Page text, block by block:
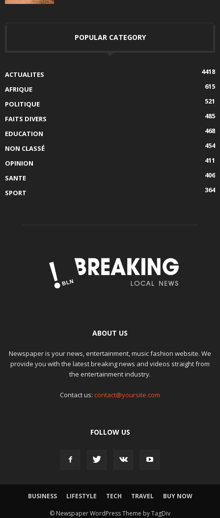
POPULAR CATEGORY
ACTUALITES
4418
AFRIQUE
615
POLITIQUE
521
FAITS DIVERS
485
EDUCATION
468
NON CLASSÉ
454
OPINION
411
SANTE
406
SPORT
364
ABOUT US
Newspaper is your news, entertainment, music fashion website. We
provide you with the latest breaking news and videos straight from
the entertainment industry.
Contact us: contact@yoursite.com
FOLLOW US
BUSINESS LIFESTYLE TECH TRAVEL BUY NOW
© Newspaper WordPress Theme by TagDiv